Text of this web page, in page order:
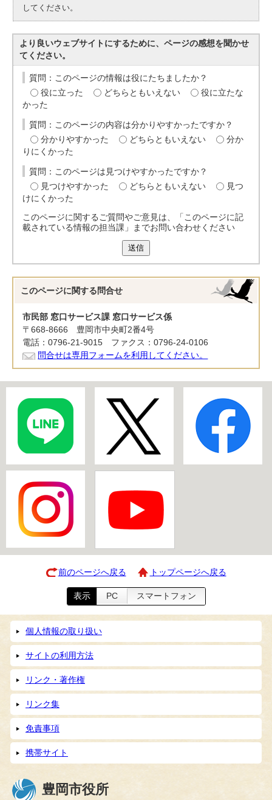
してください。
より良いウェブサイトにするために、ページの感想を聞かせ
てください。
質問：このページの情報は役にたちましたか？
役に立った
どちらともいえない
役に立たな
かった
質問：このページの内容は分かりやすかったですか？
分かりやすかった
どちらともいえない
分か
りにくかった
質問：このページは見つけやすかったですか？
見つけやすかった
どちらともいえない
見つ
けにくかった
このページに関するご質問やご意見は、「このページに記
載されている情報の担当課」までお問い合わせください
送信
このページに関する 問合せ
市民部 窓口サービス課 窓口サービス係
〒668-8666 豊岡市中央町2番4号
電話：0796-21-9015 ファクス：0796-24-0106
問合せは専用フォームを利用してください。
前のページへ戻る トップページへ戻る
表示 PC スマートフォン
個人情報の取り扱い
サイトの利用方法
リンク・著作権
リンク集
免責事項
携帯サイト
豊岡市役所